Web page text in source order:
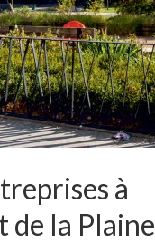
à
de la Plaine